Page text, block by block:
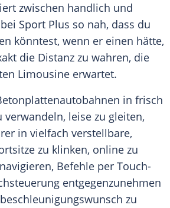
zwischen handlich und
Sport Plus so nah, dass du
könntest, wenn er einen hätte,
die Distanz zu wahren, die
Limousine erwartet.
in frisch
verwandeln, leise zu gleiten,
in vielfach verstellbare,
zu klinken, online zu
Befehle per Touch-
entgegenzunehmen
zu